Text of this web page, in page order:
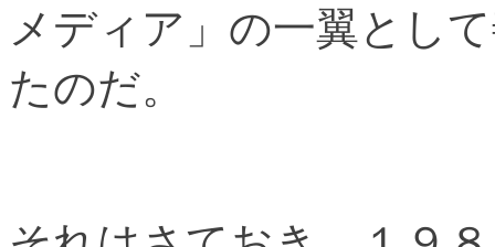
メディア」の一翼とし
たのだ。